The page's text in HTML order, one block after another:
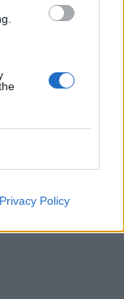
Privacy Policy